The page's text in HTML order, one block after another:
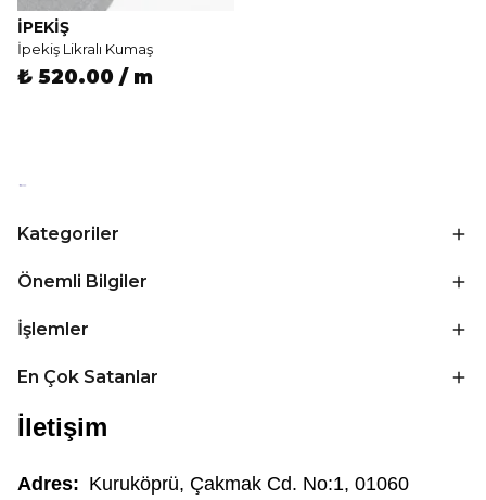
İPEKIŞ
İpekiş Likralı Kumaş
₺ 520.00 / m
Kategoriler
Önemli Bilgiler
İşlemler
En Çok Satanlar
İletişim
Adres: Kuruköprü, Çakmak Cd. No:1, 01060